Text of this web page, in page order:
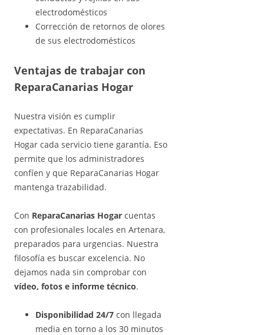
electrodomésticos
Corrección de retornos de olores
de sus electrodomésticos
Ventajas de trabajar con
ReparaCanarias Hogar
Nuestra visión es cumplir
expectativas. En ReparaCanarias
Hogar cada servicio tiene garantía. Eso
permite que los administradores
confíen y que ReparaCanarias Hogar
mantenga trazabilidad.
Con ReparaCanarias Hogar cuentas
con profesionales locales en Artenara,
preparados para urgencias. Nuestra
filosofía es buscar excelencia. No
dejamos nada sin comprobar con
vídeo, fotos e informe técnico.
Disponibilidad 24/7 con llegada
media en torno a los 30 minutos